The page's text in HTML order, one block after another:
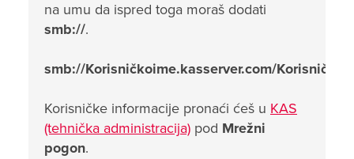
na umu da ispred toga moraš dodati
smb://.
smb://Korisničkoime.kasserver.com/
Korisničke informacije pronaći ćeš u KAS
(tehnička administracija) pod Mrežni
pogon.